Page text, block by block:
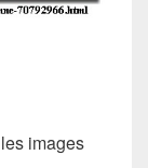
images